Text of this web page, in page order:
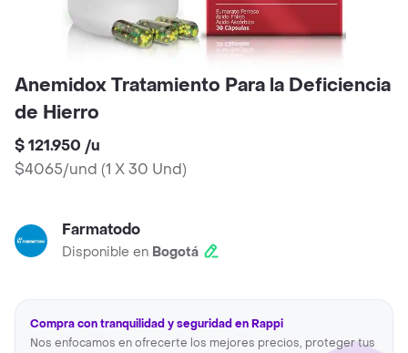
Anemidox Tratamiento Para la Deficiencia
de Hierro
$ 121.950 /u
$4065/und (1 X 30 Und)
Farmatodo
Disponible en Bogotá
Compra con tranquilidad y seguridad en Rappi
Nos enfocamos en ofrecerte los mejores precios, proteger tus